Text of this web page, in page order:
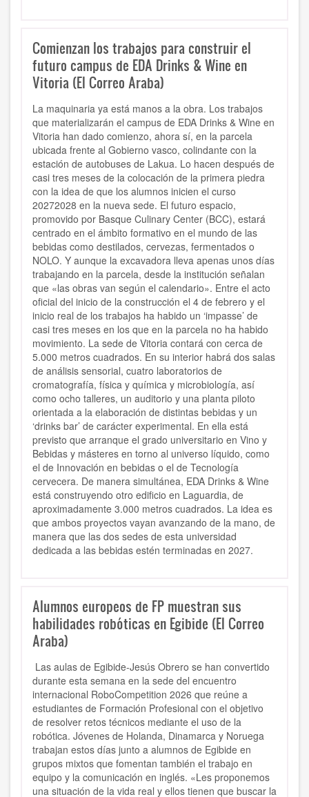
Comienzan los trabajos para construir el
futuro campus de EDA Drinks & Wine en
Vitoria (El Correo Araba)
La maquinaria ya está manos a la obra. Los trabajos
que materializarán el campus de EDA Drinks & Wine en
Vitoria han dado comienzo, ahora sí, en la parcela
ubicada frente al Gobierno vasco, colindante con la
estación de autobuses de Lakua. Lo hacen después de
casi tres meses de la colocación de la primera piedra
con la idea de que los alumnos inicien el curso
20272028 en la nueva sede. El futuro espacio,
promovido por Basque Culinary Center (BCC), estará
centrado en el ámbito formativo en el mundo de las
bebidas como destilados, cervezas, fermentados o
NOLO. Y aunque la excavadora lleva apenas unos días
trabajando en la parcela, desde la institución señalan
que «las obras van según el calendario». Entre el acto
oficial del inicio de la construcción el 4 de febrero y el
inicio real de los trabajos ha habido un ‘impasse’ de
casi tres meses en los que en la parcela no ha habido
movimiento. La sede de Vitoria contará con cerca de
5.000 metros cuadrados. En su interior habrá dos salas
de análisis sensorial, cuatro laboratorios de
cromatografía, física y química y microbiología, así
como ocho talleres, un auditorio y una planta piloto
orientada a la elaboración de distintas bebidas y un
‘drinks bar’ de carácter experimental. En ella está
previsto que arranque el grado universitario en Vino y
Bebidas y másteres en torno al universo líquido, como
el de Innovación en bebidas o el de Tecnología
cervecera. De manera simultánea, EDA Drinks & Wine
está construyendo otro edificio en Laguardia, de
aproximadamente 3.000 metros cuadrados. La idea es
que ambos proyectos vayan avanzando de la mano, de
manera que las dos sedes de esta universidad
dedicada a las bebidas estén terminadas en 2027.
Alumnos europeos de FP muestran sus
habilidades robóticas en Egibide (El Correo
Araba)
Las aulas de Egibide-Jesús Obrero se han convertido
durante esta semana en la sede del encuentro
internacional RoboCompetition 2026 que reúne a
estudiantes de Formación Profesional con el objetivo
de resolver retos técnicos mediante el uso de la
robótica. Jóvenes de Holanda, Dinamarca y Noruega
trabajan estos días junto a alumnos de Egibide en
grupos mixtos que fomentan también el trabajo en
equipo y la comunicación en inglés. «Les proponemos
una situación de la vida real y ellos tienen que buscar la